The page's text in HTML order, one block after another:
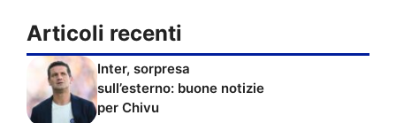
Articoli recenti
Inter, sorpresa
sull’esterno: buone notizie
per Chivu